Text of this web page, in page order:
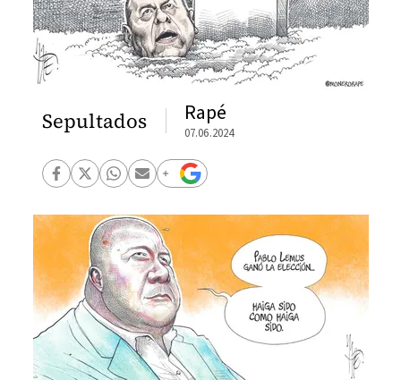
Sepultados Rapé
07.06.2024